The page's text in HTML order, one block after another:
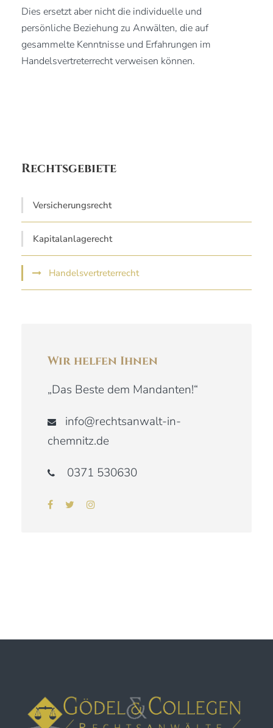
Dies ersetzt aber nicht die individuelle und
persönliche Beziehung zu Anwälten, die auf
gesammelte Kenntnisse und Erfahrungen im
Handelsvertreterrecht verweisen können.
Rechtsgebiete
Versicherungsrecht
Kapitalanlagerecht
Handelsvertreterrecht
Wir helfen Ihnen
„Das Beste dem Mandanten!“
info@rechtsanwalt-in-
chemnitz.de
0371 530630